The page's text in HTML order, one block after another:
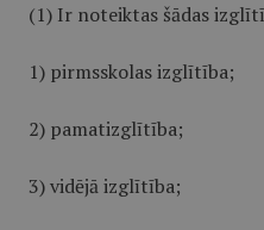
(1) Ir noteiktas šādas
1) pirmsskolas izglītība;
2) pamatizglītība;
3) vidējā izglītība;